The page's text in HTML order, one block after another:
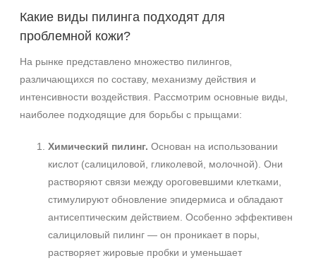
Какие виды пилинга подходят для
проблемной кожи?
На рынке представлено множество пилингов,
различающихся по составу, механизму действия и
интенсивности воздействия. Рассмотрим основные виды,
наиболее подходящие для борьбы с прыщами:
Химический пилинг. Основан на использовании
кислот (салициловой, гликолевой, молочной). Они
растворяют связи между ороговевшими клетками,
стимулируют обновление эпидермиса и обладают
антисептическим действием. Особенно эффективен
салициловый пилинг — он проникает в поры,
растворяет жировые пробки и уменьшает